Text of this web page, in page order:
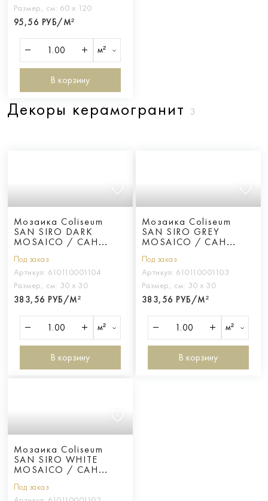
Размер, см: 60 х 120
95,56 РУБ/М²
м²
В корзину
Декоры керамогранит 3
Мозаика Coliseum
SAN SIRO DARK
MOSAICO / САН
Под заказ
Артикул: 610110001104
Размер, см: 30 х 30
383,56 РУБ/М²
м²
В корзину
Мозаика Coliseum
SAN SIRO GREY
MOSAICO / САН
Под заказ
Артикул: 610110001103
Размер, см: 30 х 30
383,56 РУБ/М²
м²
В корзину
Мозаика Coliseum
SAN SIRO WHITE
MOSAICO / САН
Под заказ